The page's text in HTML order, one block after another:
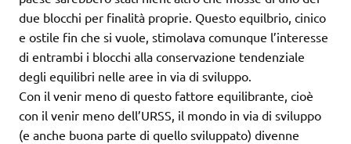
due blocchi per finalità proprie. Questo equilbrio, cinico
e ostile fin che si vuole, stimolava comunque l’interesse
di entrambi i blocchi alla conservazione tendenziale
degli equilibri nelle aree in via di sviluppo.
Con il venir meno di questo fattore equilibrante, cioè
con il venir meno dell’URSS, il mondo in via di sviluppo
(e anche buona parte di quello sviluppato) divenne